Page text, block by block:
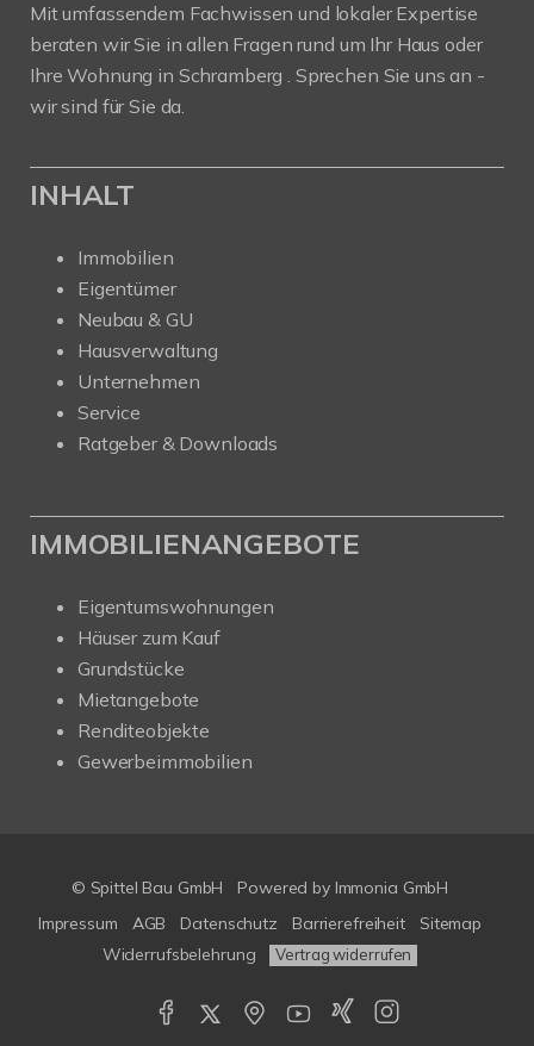
Mit umfassendem Fachwissen und lokaler Expertise
beraten wir Sie in allen Fragen rund um Ihr Haus oder
Ihre Wohnung in Schramberg . Sprechen Sie uns an -
wir sind für Sie da.
INHALT
Immobilien
Eigentümer
Neubau & GU
Hausverwaltung
Unternehmen
Service
Ratgeber & Downloads
IMMOBILIENANGEBOTE
Eigentumswohnungen
Häuser zum Kauf
Grundstücke
Mietangebote
Renditeobjekte
Gewerbeimmobilien
© Spittel Bau GmbH Powered by Immonia GmbH
Impressum
AGB Datenschutz Barrierefreiheit
Sitemap
Widerrufsbelehrung
Vertrag widerrufen